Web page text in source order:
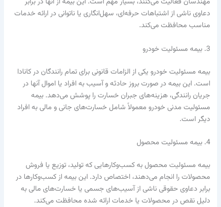
دعاوی ناشی از اشتباهات حرفه‌ای، سهل‌انگاری یا ناتوانی در ارائه خدمات
مناسب محافظت می‌کند.
3. بیمه مسئولیت خودرو
بیمه مسئولیت خودرو یکی از الزامات قانونی برای تمام رانندگان در کانادا
است. این بیمه در صورت بروز حادثه و آسیب به افراد یا اموال آنها در
جریان رانندگی، هزینه‌های جبران خسارت را پوشش می‌دهد. بیمه
مسئولیت مدنی خودرو معمولاً شامل خسارت‌های جانی و مالی به افراد
دیگر است.
4. بیمه مسئولیت محصول
بیمه مسئولیت محصول به کسب‌وکارهایی که تولید، توزیع یا فروش
محصولات را انجام می‌دهند، اختصاص دارد. این بیمه از کسب‌وکارها در
برابر دعاوی حقوقی ناشی از آسیب‌های جسمی یا خسارت‌های مالی به
دلیل نقص در محصولات یا خدمات ارائه شده محافظت می‌کند.